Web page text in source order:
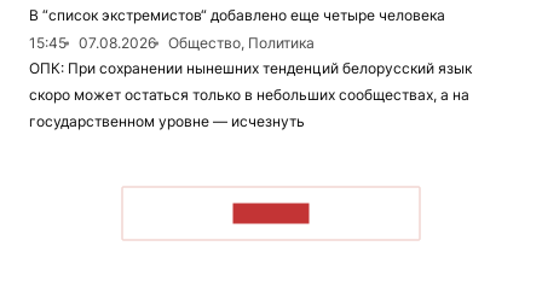
В “список экстремистов“ добавлено еще четыре человека
15:45
07.08.2026
Общество, Политика
ОПК: При сохранении нынешних тенденций белорусский язык
скоро может остаться только в небольших сообществах, а на
государственном уровне — исчезнуть